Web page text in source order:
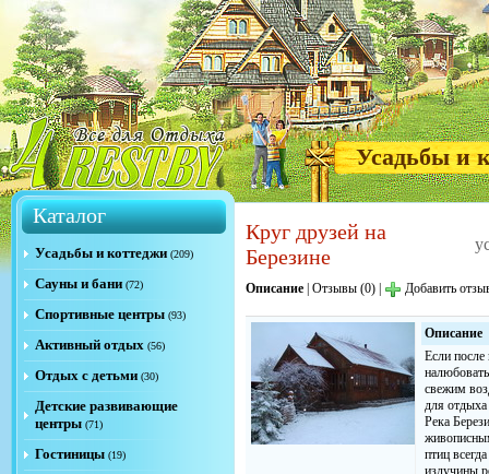
Усадьбы и
Каталог
Усадьбы и коттеджи (209)
Сауны и бани (72)
Спортивные центры (93)
Активный отдых (56)
Отдых с детьми (30)
Детские развивающие
центры (71)
Гостиницы (19)
Круг друзей на
Березине
Описание Отзывы (0) Добавить
Описание
Если после
свежим
для
Река
птиц
излучины